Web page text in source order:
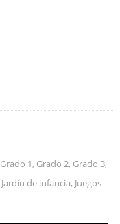
Grado 1, Grado 2, Grado 3,
Jardín de infancia, Juegos